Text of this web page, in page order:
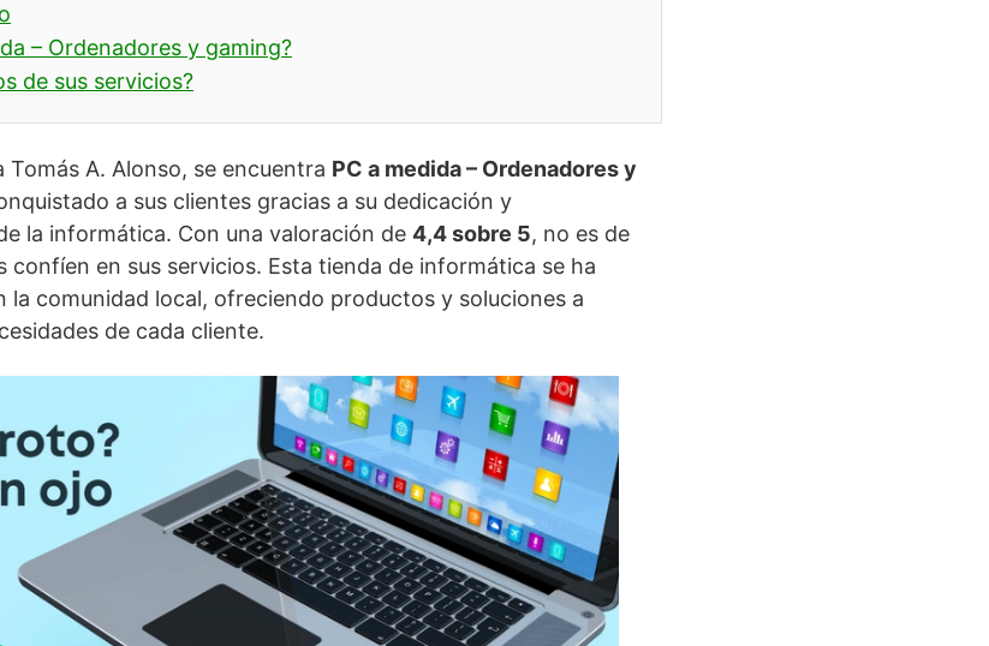
– Ordenadores y gaming?
de sus servicios?
Tomás A. Alonso, se encuentra PC a medida – Ordenadores y
a sus clientes gracias a su dedicación y
la informática. Con una valoración de 4,4 sobre 5, no es de
confíen en sus servicios. Esta tienda de informática se ha
comunidad local, ofreciendo productos y soluciones a
de cada cliente.